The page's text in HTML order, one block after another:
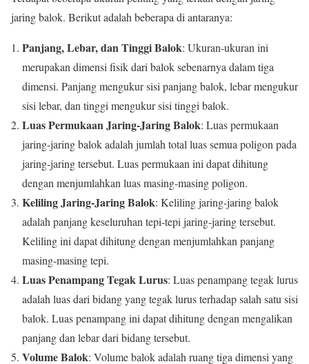
jaring balok. Berikut adalah beberapa di antaranya:
Panjang, Lebar, dan Tinggi Balok: Ukuran-ukuran ini
merupakan dimensi fisik dari balok sebenarnya dalam tiga
dimensi. Panjang mengukur sisi panjang balok, lebar mengukur
sisi lebar, dan tinggi mengukur sisi tinggi balok.
Luas Permukaan Jaring-Jaring Balok: Luas permukaan
jaring-jaring balok adalah jumlah total luas semua poligon pada
jaring-jaring tersebut. Luas permukaan ini dapat dihitung
dengan menjumlahkan luas masing-masing poligon.
Keliling Jaring-Jaring Balok: Keliling jaring-jaring balok
adalah panjang keseluruhan tepi-tepi jaring-jaring tersebut.
Keliling ini dapat dihitung dengan menjumlahkan panjang
masing-masing tepi.
Luas Penampang Tegak Lurus: Luas penampang tegak lurus
adalah luas dari bidang yang tegak lurus terhadap salah satu sisi
balok. Luas penampang ini dapat dihitung dengan mengalikan
panjang dan lebar dari bidang tersebut.
Volume Balok: Volume balok adalah ruang tiga dimensi yang